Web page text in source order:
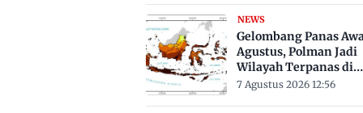
NEWS
Gelombang Panas
Agustus, Polman Jadi
Wilayah Terpanas di
Sulbar Suhu Lebih Dari
7 Agustus 2026 12:56